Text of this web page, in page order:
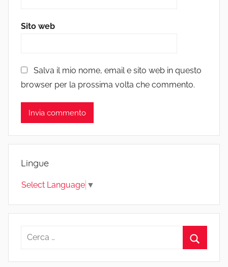
Sito web
Salva il mio nome, email e sito web in questo
browser per la prossima volta che commento.
Lingue
Select Language ▼
Ricerca